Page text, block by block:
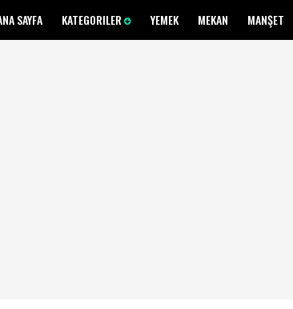
SAYFA KATEGORILER YEMEK MEKAN MANŞET